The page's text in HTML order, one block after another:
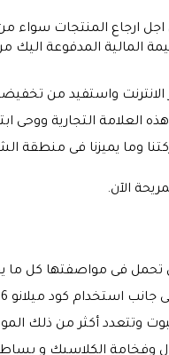
ارجاع المنتجات سواء من
المالية المدفوعة اليك
واستفيد من
العلامة التجارية ووحى
وما يميزنا فى منطقة
تحمل فى مواصفتها كل ما
وتتعدد أكثر من ذلك
وفخامة الكلاسيك و